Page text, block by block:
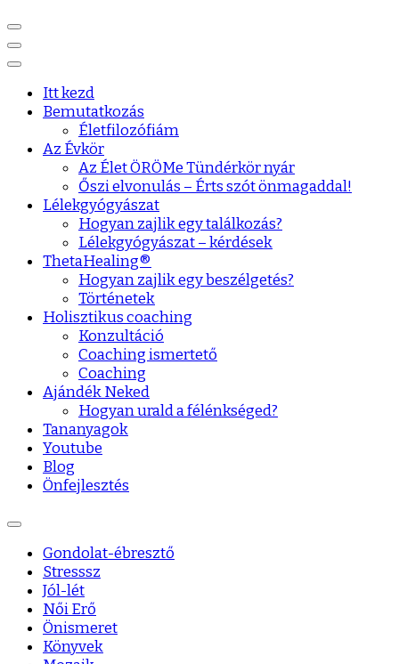
Itt kezd
Bemutatkozás
Életfilozófiám
Az Évkör
Az Élet ÖRÖMe Tündérkör nyár
Őszi elvonulás – Érts szót önmagaddal!
Lélekgyógyászat
Hogyan zajlik egy találkozás?
Lélekgyógyászat – kérdések
ThetaHealing®
Hogyan zajlik egy beszélgetés?
Történetek
Holisztikus coaching
Konzultáció
Coaching ismertető
Coaching
Ajándék Neked
Hogyan urald a félénkséged?
Tananyagok
Youtube
Blog
Önfejlesztés
Gondolat-ébresztő
Stresssz
Jól-lét
Női Erő
Önismeret
Könyvek